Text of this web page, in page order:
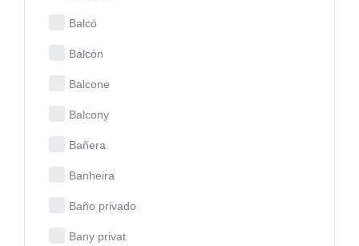
Balcó
Balcón
Balcone
Balcony
Bañera
Banheira
Baño privado
Bany privat